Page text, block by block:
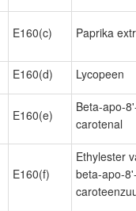
E160(c) Paprika
E160(d) Lycopeen
E160(e)
Beta-apo-
carotenal
E160(f)
Ethylester
beta-apo-